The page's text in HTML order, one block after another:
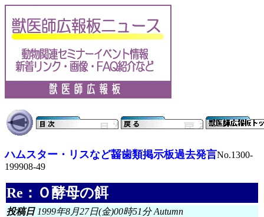
ハムスター・リスなど齧歯類掲示板過去発言No.1300-
199908-49
Re：Ｏ酵母の餌
投稿日1999年8月27日(金)00時51分 Autumn